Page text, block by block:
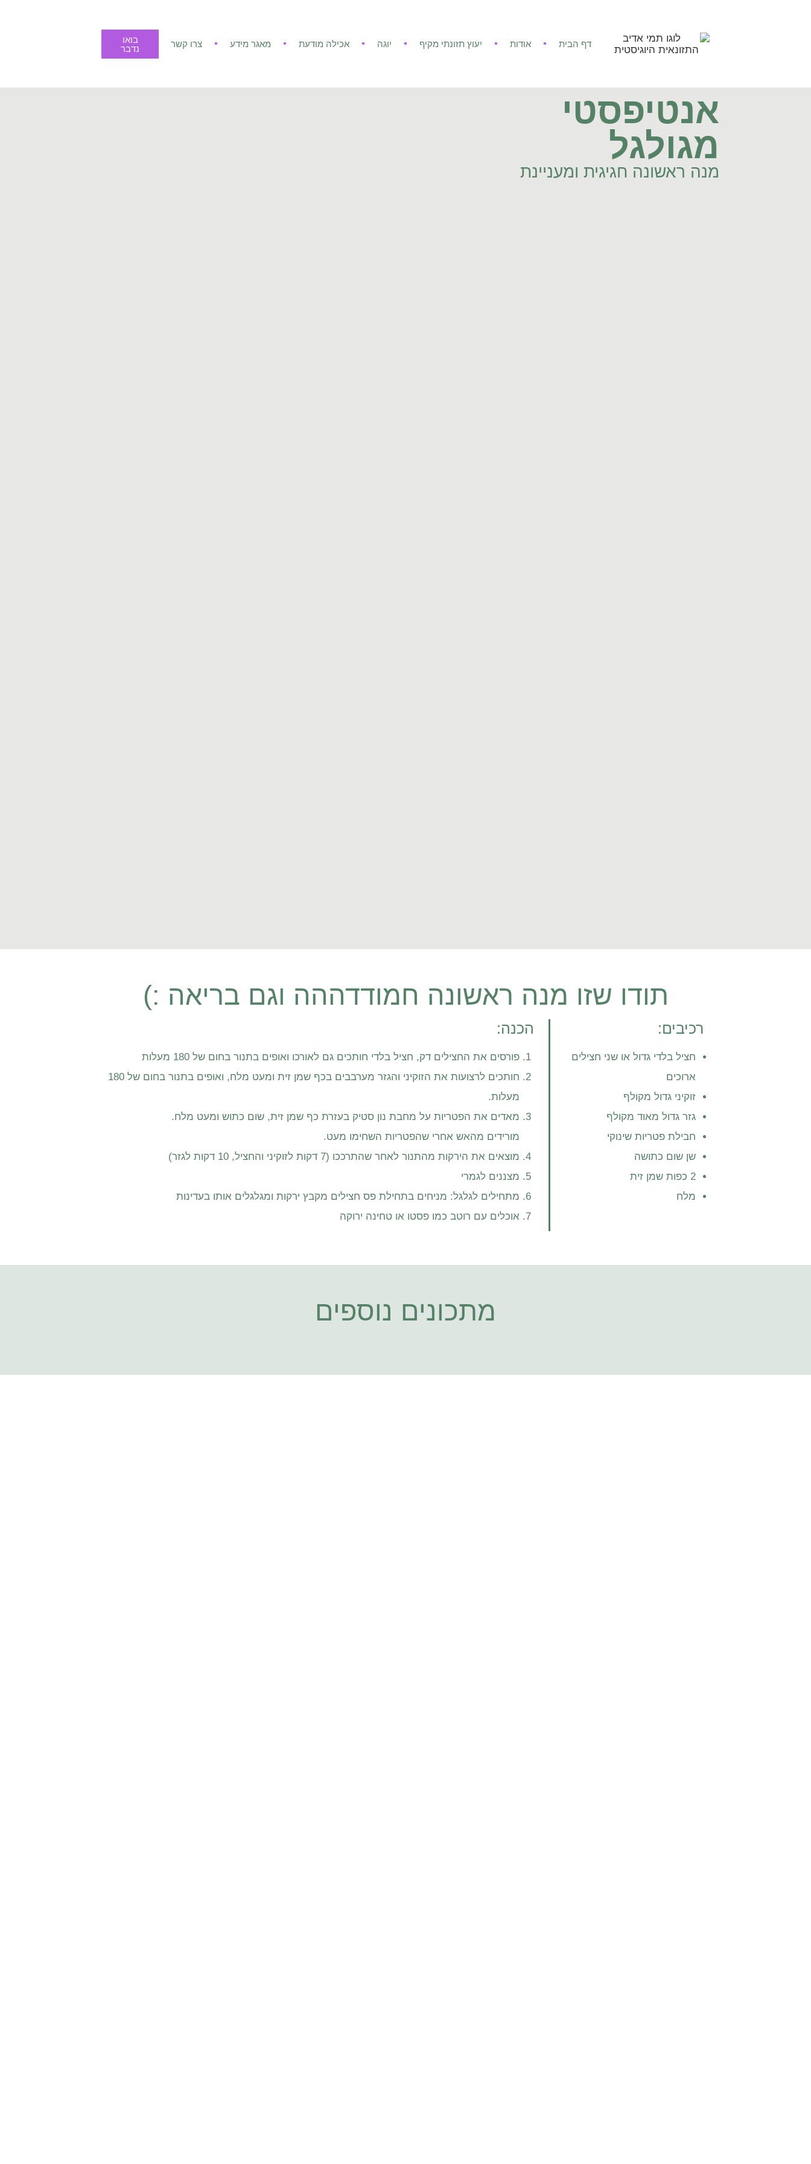
דף הבית אודות יעוץ תזונתי מקיף יוגה אכילה מודעת מאגר מידע צרו קשר
בואו
נדבר
אנטיפסטי
מגולגל
מנה ראשונה חגיגית ומעניינת
תודו שזו מנה ראשונה חמודדההה וגם בריאה :)
רכיבים:
חציל בלדי גדול או שני חצילים
ארוכים
זוקיני גדול מקולף
גזר גדול מאוד מקולף
חבילת פטריות שינוקי
שן שום כתושה
2 כפות שמן זית
מלח
הכנה:
פורסים את החצילים דק, חציל בלדי חותכים גם לאורכו ואופים בתנור בחום של 180 מעלות
חותכים לרצועות את הזוקיני והגזר מערבבים בכף שמן זית ומעט מלח, ואופים בתנור בחום של 180
מעלות.
מאדים את הפטריות על מחבת נון סטיק בעזרת כף שמן זית, שום כתוש ומעט מלח.
מורידים מהאש אחרי שהפטריות השחימו מעט.
מוצאים את הירקות מהתנור לאחר שהתרככו (7 דקות לזוקיני והחציל, 10 דקות לגזר)
מצננים לגמרי
מתחילים לגלגל: מניחים בתחילת פס חצילים מקבץ ירקות ומגלגלים אותו בעדינות
אוכלים עם רוטב כמו פסטו או טחינה ירוקה
מתכונים נוספים